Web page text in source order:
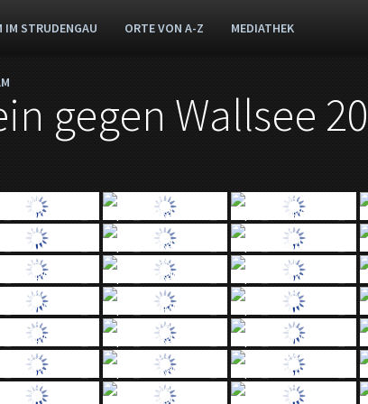
IM STRUDENGAU ORTE VON A-Z MEDIATHEK
gegen Wallsee